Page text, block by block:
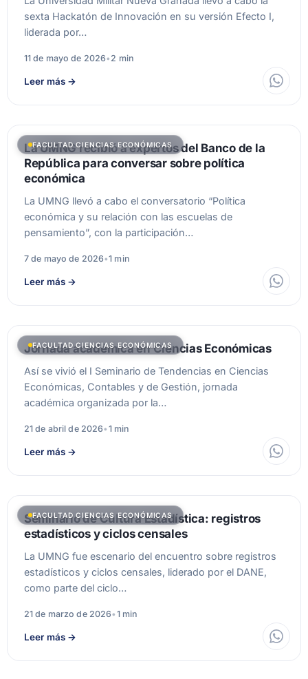
sexta Hackatón de Innovación en su versión Efecto I,
liderada por…
11 de mayo de 2026• 2 min
Leer más →
FACULTAD CIENCIAS ECONÓMICAS
La UMNG recibió a expertos del Banco de la
República para conversar sobre política
económica
La UMNG llevó a cabo el conversatorio “Política
económica y su relación con las escuelas de
pensamiento”, con la participación…
7 de mayo de 2026•1 min
Leer más →
FACULTAD CIENCIAS ECONÓMICAS
Jornada académica en Ciencias Económicas
Así se vivió el I Seminario de Tendencias en Ciencias
Económicas, Contables y de Gestión, jornada
académica organizada por la…
21 de abril de 2026• 1 min
Leer más →
FACULTAD CIENCIAS ECONÓMICAS
Seminario de Cultura Estadística: registros
estadísticos y ciclos censales
La UMNG fue escenario del encuentro sobre registros
estadísticos y ciclos censales, liderado por el DANE,
como parte del ciclo…
21 de marzo de 2026• 1 min
Leer más →